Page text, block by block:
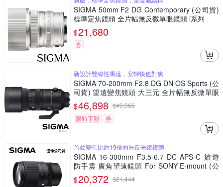
SIGMA 50mm F2 DG Contemporary (公司貨)
標準定焦鏡頭 全片幅無反微單眼鏡頭 i系列
$21,680
券
新設計雙線性馬達，安靜快速對焦
SIGMA 70-200mm F2.8 DG DN OS Sports (公
司貨) 望遠變焦鏡頭 大三元 全片幅無反微單眼
鏡頭
$46,898 $49,366
限時下殺
券
首款變焦比約19倍的無反光鏡鏡頭
SIGMA 16-300mm F3.5-6.7 DC APS-C 旅遊
防手震 廣角望遠鏡頭 For SONY E-mount (公
司貨)
$20,372 $21,444